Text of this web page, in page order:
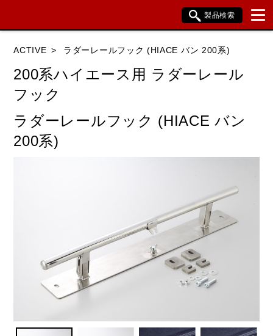
製品検索
KAWASAKI
閉じる
ACTIVE ラダーレールフック (HIACE バン 200系)
200系ハイエース用 ラダーレール
フック
ラダーレールフック (HIACE バン
200系)